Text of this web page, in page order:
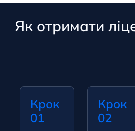
Як отримати
Крок
01
Крок
02